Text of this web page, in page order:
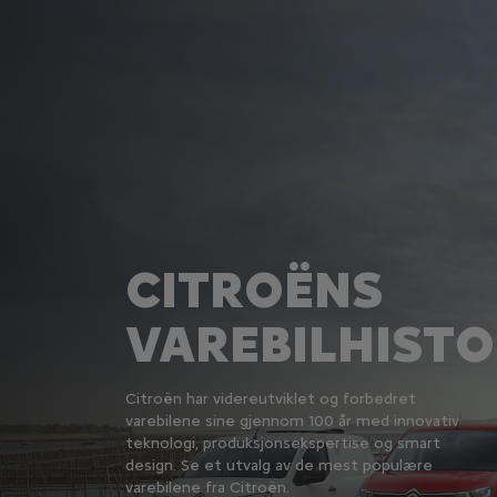
CITROËNS
Citroën har videreutviklet og forbedret
varebilene sine gjennom 100 år med innovativ
teknologi, produksjonsekspertise og smart
design. Se et utvalg av de mest populære
varebilene fra Citroën.